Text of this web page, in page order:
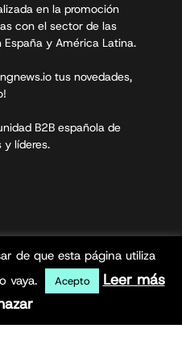
en la promoción
con el sector de las
y América Latina.
tus novedades,
B2B española de
y líderes.
los derechos
de que esta página utiliza
vaya.
Acepto
Leer más